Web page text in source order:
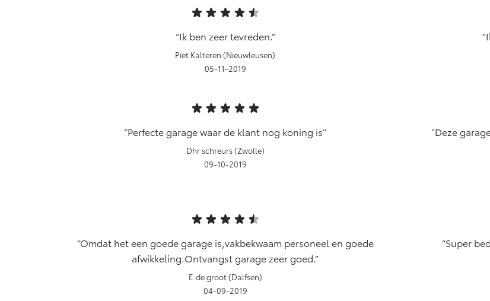
Ik ben zeer tevreden.
Piet Kalteren (Nieuwleusen)
05-11-2019
Perfecte garage waar de klant nog koning is
Dhr schreurs (Zwolle)
09-10-2019
Deze
Omdat het een goede garage is,vakbekwaam personeel en goede
afwikkeling.Ontvangst garage zeer goed.
E.de groot (Dalfsen)
04-09-2019
Super